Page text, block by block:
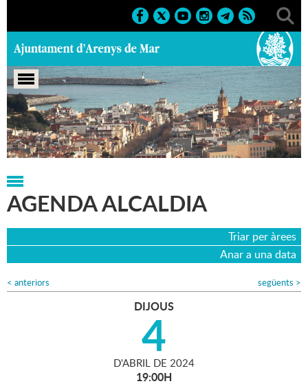
Portada > Agenda > Agenda Alcaldia > 04-04-2024
AGENDA ALCALDIA
Triar per àrees
Anar a una data
< anteriors següents >
DIJOUS
4
D'ABRIL DE 2024
19:00H